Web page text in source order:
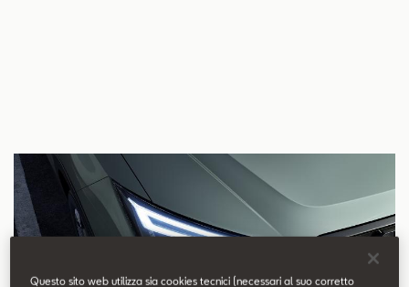
Questo sito web utilizza sia cookies tecnici (necessari al suo corretto